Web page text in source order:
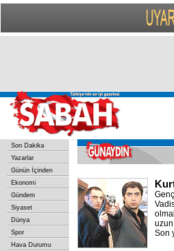
Son Dakika
Yazarlar
Günün İçinden
Ekonomi
Gündem
Siyaset
Dünya
Spor
Hava Durumu
Son